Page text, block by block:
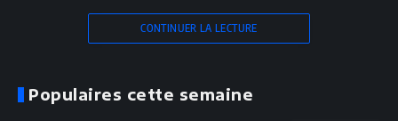
CONTINUER LA LECTURE
Populaires cette semaine